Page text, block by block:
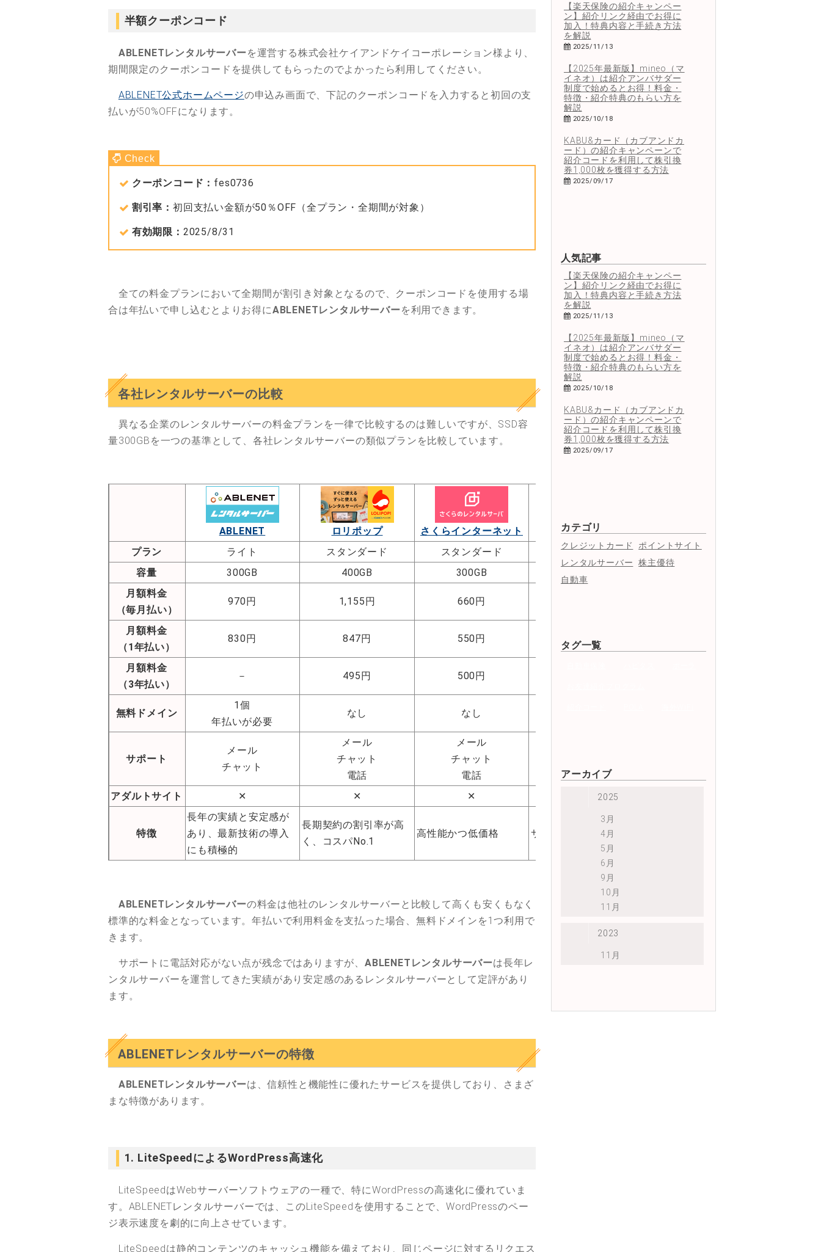
半額クーポンコード
ABLENETレンタルサーバーを運営する株式会社ケイアンドケイコーポレーション様より、
期間限定のクーポンコードを提供してもらったのでよかったら利用してください。
ABLENET公式ホームページの申込み画面で、下記のクーポンコードを入力すると初回の支
払いが50%OFFになります。
クーポンコード： fes0736
割引率： 初回支払い金額が50％OFF（全プラン・全期間が対象）
有効期限： 2025/8/31
全ての料金プランにおいて全期間が割引き対象となるので、クーポンコードを使用する場
合は年払いで申し込むとよりお得にABLENETレンタルサーバーを利用できます。
各社レンタルサーバーの比較
異なる企業のレンタルサーバーの料金プランを一律で比較するのは難しいですが、SSD容
量300GBを一つの基準として、各社レンタルサーバーの類似プランを比較しています。
ABLENET ロリポップ さくらインターネット ConoHa エックスサーバー
プラン
ライト スタンダード スタンダード ベーシック スタンダード
容量
300GB 400GB 300GB
月額料金
（毎月払い）
970円 1,155円 660円
月額料金
（1年払い）
830円 847円 550円 990円
月額料金
（3年払い）
－ 495円 500円
無料ドメイン
1個
年払いが必要
なし なし
サポート
メール
チャット
メール
チャット
電話
メール
チャット
電話
電話
アダルトサイト ✕ ✕ ✕
特徴
長年の実績と安定感が
あり、最新技術の導入
にも積極的
長期契約の割引率が高
く、コスパNo.1
高性能かつ低価格 サーバー処理速度No.1
ABLENETレンタルサーバーの料金は他社のレンタルサーバーと比較して高くも安くもなく
標準的な料金となっています。年払いで利用料金を支払った場合、無料ドメインを1つ利用で
きます。
サポートに電話対応がない点が残念ではありますが、 ABLENETレンタルサーバーは長年レ
ンタルサーバーを運営してきた実績があり安定感のあるレンタルサーバーとして定評があり
ます。
ABLENETレンタルサーバーの特徴
ABLENETレンタルサーバーは、信頼性と機能性に優れたサービスを提供しており、さまざ
まな特徴があります。
1. LiteSpeedによるWordPress高速化
LiteSpeedはWebサーバーソフトウェアの一種で、特にWordPressの高速化に優れていま
す。ABLENETレンタルサーバーでは、このLiteSpeedを使用することで、WordPressのペー
ジ表示速度を劇的に向上させています。
LiteSpeedは静的コンテンツのキャッシュ機能を備えており、同じページに対するリクエス
【楽天保険の紹介キャンペー
ン】紹介リンク経由でお得に
加入！特典内容と手続き方法
を解説
2025/11/13
【2025年最新版】mineo（マ
イネオ）は紹介アンバサダー
制度で始めるとお得！料金・
特徴・紹介特典のもらい方を
解説
2025/10/18
KABU&カード（カブアンドカ
ード）の紹介キャンペーンで
紹介コードを利用して株引換
券1,000枚を獲得する方法
2025/09/17
人気記事
【楽天保険の紹介キャンペー
ン】紹介リンク経由でお得に
加入！特典内容と手続き方法
を解説
2025/11/13
【2025年最新版】mineo（マ
イネオ）は紹介アンバサダー
制度で始めるとお得！料金・
特徴・紹介特典のもらい方を
解説
2025/10/18
KABU&カード（カブアンドカ
ード）の紹介キャンペーンで
紹介コードを利用して株引換
券1,000枚を獲得する方法
2025/09/17
カテゴリ
クレジットカード
ポイントサイト
レンタルサーバー
株主優待
自動車
タグ一覧
アーカイブ
2025
3月
4月
5月
6月
9月
10月
11月
2023
11月